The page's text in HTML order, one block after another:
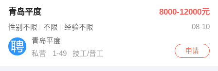
青岛平度 8000-12000元
性别不限 不限 经验不限
08-10
青岛平度
私营
1-49 技工/普工 申请